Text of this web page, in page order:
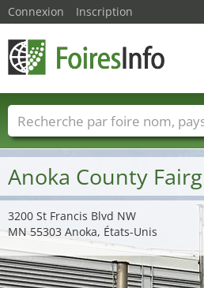
Anoka County
3200 St Francis Blvd NW
MN 55303 Anoka, États-Unis
Connexion Inscription
Foire noms Pays Villes
Secteurs du fournisseur de